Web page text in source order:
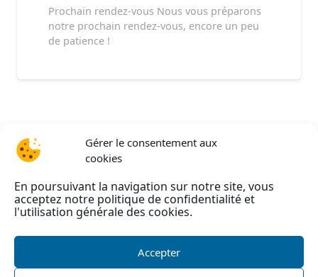
Gérer le consentement aux
cookies
En poursuivant la navigation sur notre site, vous
acceptez notre politique de confidentialité et
l'utilisation générale des cookies.
Accepter
Prochain rendez-vous Nous vous préparons
notre prochain rendez-vous, encore un peu
de patience !